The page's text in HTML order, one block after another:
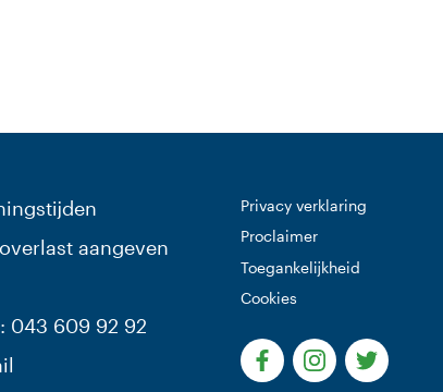
aangeven
043 609 92 92
Privacy verklaring
Proclaimer
Toegankelijkheid
Cookies
(Deze link gaat naar
(Deze link
(Deze